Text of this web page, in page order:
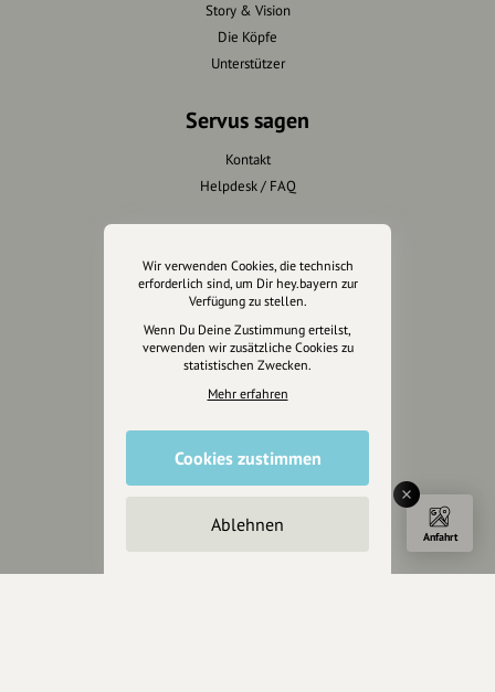
Anfahrt
Story & Vision
Die Köpfe
Unterstützer
Servus sagen
Kontakt
Helpdesk / FAQ
Spenden
Partner werden
Crowdfunding
Förderungen
Werbemöglichkeiten
Rechtliches
Impressum
AGB
Wir verwenden Cookies, die technisch
erforderlich sind, um Dir hey.bayern zur
Verfügung zu stellen.
Wenn Du Deine Zustimmung erteilst,
verwenden wir zusätzliche Cookies zu
statistischen Zwecken.
Mehr erfahren
Cookies zustimmen
Ablehnen